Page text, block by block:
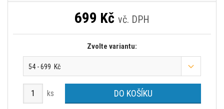
699 Kč vč. DPH
Zvolte variantu:
54 - 699 Kč
ks DO KOŠÍKU